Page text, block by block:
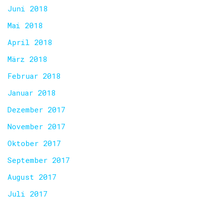
Juni 2018
Mai 2018
April 2018
März 2018
Februar 2018
Januar 2018
Dezember 2017
November 2017
Oktober 2017
September 2017
August 2017
Juli 2017